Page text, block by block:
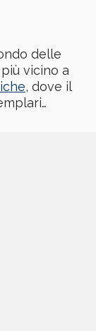
delle
vicino a
, dove il